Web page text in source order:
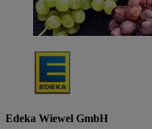
Edeka Wiewel GmbH